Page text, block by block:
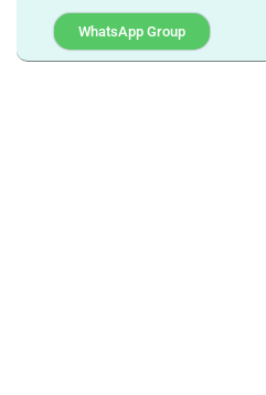
WhatsApp Group